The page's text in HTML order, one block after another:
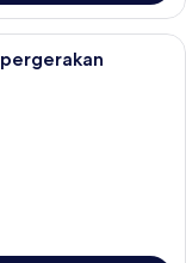
tidur premium, bar